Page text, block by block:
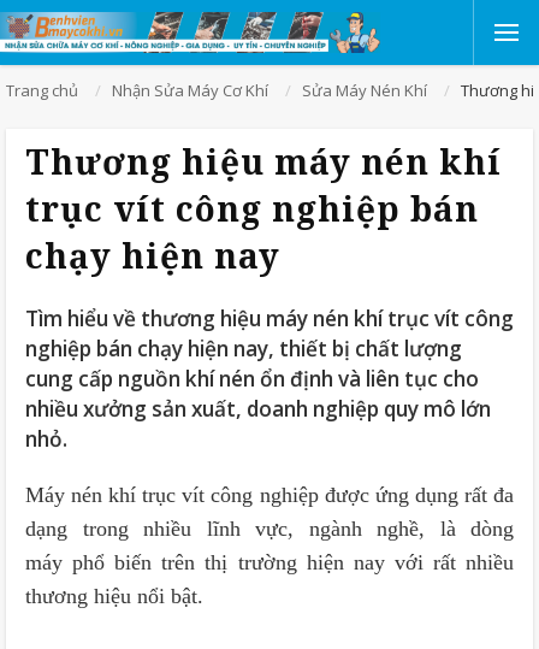
Trang chủ Nhận Sửa Máy Cơ Khí Sửa Máy Nén Khí Thương
Thương hiệu máy nén khí
trục vít công nghiệp bán
chạy hiện nay
Tìm hiểu về thương hiệu máy nén khí trục vít công
nghiệp bán chạy hiện nay, thiết bị chất lượng
cung cấp nguồn khí nén ổn định và liên tục cho
nhiều xưởng sản xuất, doanh nghiệp quy mô lớn
nhỏ.
Máy nén khí trục vít công nghiệp được ứng dụng rất đa
dạng trong nhiều lĩnh vực, ngành nghề, là dòng
máy phổ biến trên thị trường hiện nay với rất nhiều
thương hiệu nổi bật.